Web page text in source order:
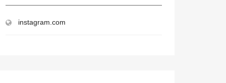
instagram.com